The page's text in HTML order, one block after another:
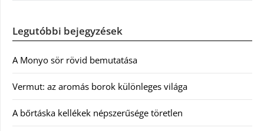
Legutóbbi bejegyzések
A Monyo sör rövid bemutatása
Vermut: az aromás borok különleges világa
A bőrtáska kellékek népszerűsége töretlen